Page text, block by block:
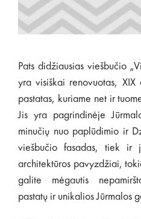
Pats didžiausias viešbučio
yra visiškai renovuotas, XIX
pastatas, kuriame net ir
Jis yra pagrindinėje
minučių nuo paplūdimio ir
viešbučio fasadas, tiek ir
architektūros pavyzdžiai,
galite mėgautis
pastatų ir unikalios Jūrmalos